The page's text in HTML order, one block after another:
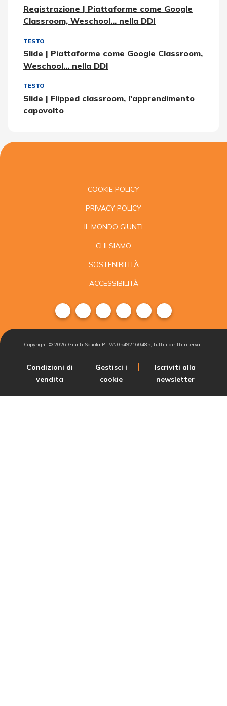
Registrazione | Piattaforme come Google
Classroom, Weschool... nella DDI
TESTO
Slide | Piattaforme come Google Classroom,
Weschool... nella DDI
TESTO
Slide | Flipped classroom, l'apprendimento
capovolto
COOKIE POLICY
PRIVACY POLICY
IL MONDO GIUNTI
CHI SIAMO
SOSTENIBILITÀ
ACCESSIBILITÀ
Copyright © 2026 Giunti Scuola P. IVA 05492160485, tutti i diritti riservati
Condizioni di
vendita
Gestisci i
cookie
Iscriviti alla
newsletter